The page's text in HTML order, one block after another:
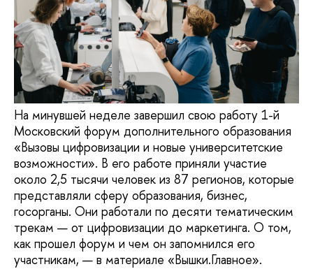
На минувшей неделе завершил свою работу 1-й
Московский форум дополнительного образования
«Вызовы цифровизации и новые университетские
возможности». В его работе приняли участие
около 2,5 тысячи человек из 87 регионов, которые
представляли сферу образования, бизнес,
госорганы. Они работали по десяти тематическим
трекам — от цифровизации до маркетинга. О том,
как прошел форум и чем он запомнился его
участникам, — в материале «Вышки.Главное».